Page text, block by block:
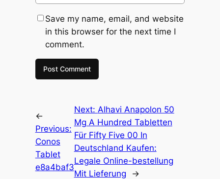
Save my name, email, and website
in this browser for the next time I
comment.
←
Previous:
Conos
Tablet
e8a4baf3
Next: Alhavi Anapolon 50
Mg A Hundred Tabletten
Für Fifty Five 00 In
Deutschland Kaufen:
Legale Online-bestellung
Mit Lieferung
→